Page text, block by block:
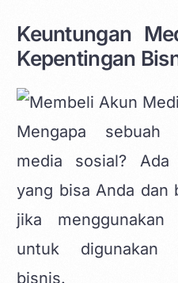
Keuntungan
Kepentingan
Mengapa sebuah
media sosial? Ada
yang bisa Anda dan
jika
untuk digunakan
bisnis.